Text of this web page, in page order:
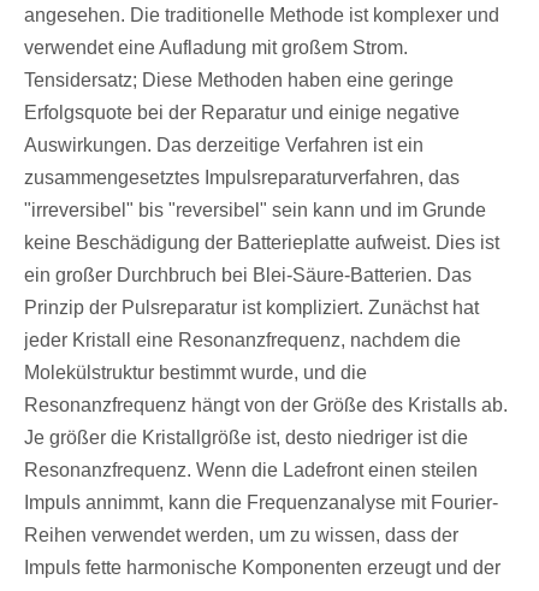
angesehen. Die traditionelle Methode ist komplexer und
verwendet eine Aufladung mit großem Strom.
Tensidersatz; Diese Methoden haben eine geringe
Erfolgsquote bei der Reparatur und einige negative
Auswirkungen. Das derzeitige Verfahren ist ein
zusammengesetztes Impulsreparaturverfahren, das
"irreversibel" bis "reversibel" sein kann und im Grunde
keine Beschädigung der Batterieplatte aufweist. Dies ist
ein großer Durchbruch bei Blei-Säure-Batterien. Das
Prinzip der Pulsreparatur ist kompliziert. Zunächst hat
jeder Kristall eine Resonanzfrequenz, nachdem die
Molekülstruktur bestimmt wurde, und die
Resonanzfrequenz hängt von der Größe des Kristalls ab.
Je größer die Kristallgröße ist, desto niedriger ist die
Resonanzfrequenz. Wenn die Ladefront einen steilen
Impuls annimmt, kann die Frequenzanalyse mit Fourier-
Reihen verwendet werden, um zu wissen, dass der
Impuls fette harmonische Komponenten erzeugt und der